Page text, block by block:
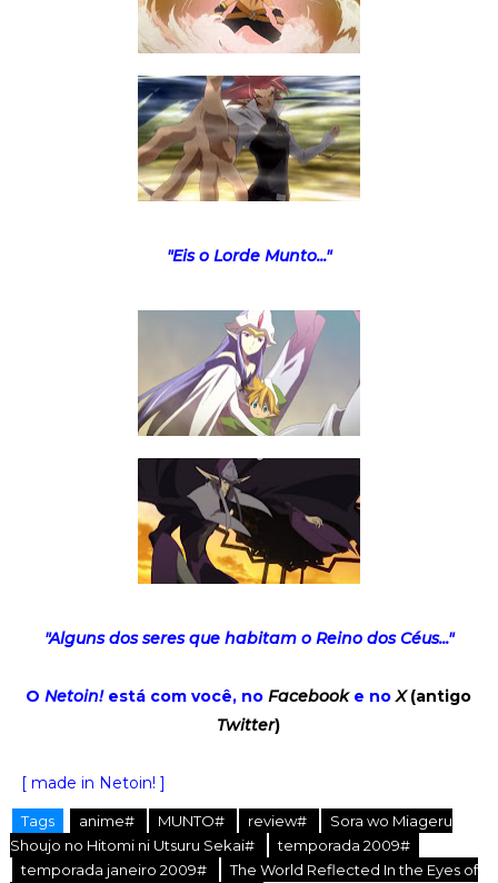
"Eis o Lorde Munto..."
"Alguns dos seres que habitam o Reino dos Céus..."
ONetoin!está com você, noFacebooke noX(antigo
Twitter)
[ made in Netoin! ]
Tags anime# MUNTO# review#
Sora wo Miageru
Shoujo no Hitomi ni Utsuru Sekai#
temporada 2009#
temporada janeiro 2009#
The World Reflected In the Eyes of